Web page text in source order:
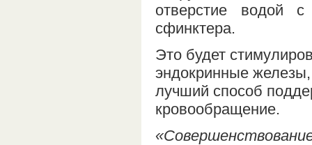
отверстие водой
сфинктера.
Это будет
эндокринные
лучший способ
кровообращение.